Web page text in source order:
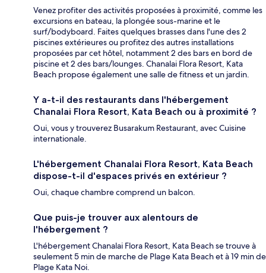
Venez profiter des activités proposées à proximité, comme les
excursions en bateau, la plongée sous-marine et le
surf/bodyboard. Faites quelques brasses dans l'une des 2
piscines extérieures ou profitez des autres installations
proposées par cet hôtel, notamment 2 des bars en bord de
piscine et 2 des bars/lounges. Chanalai Flora Resort, Kata
Beach propose également une salle de fitness et un jardin.
Y a-t-il des restaurants dans l'hébergement
Chanalai Flora Resort, Kata Beach ou à proximité ?
Oui, vous y trouverez Busarakum Restaurant, avec Cuisine
internationale.
L'hébergement Chanalai Flora Resort, Kata Beach
dispose-t-il d'espaces privés en extérieur ?
Oui, chaque chambre comprend un balcon.
Que puis-je trouver aux alentours de
l'hébergement ?
L'hébergement Chanalai Flora Resort, Kata Beach se trouve à
seulement 5 min de marche de Plage Kata Beach et à 19 min de
Plage Kata Noi.